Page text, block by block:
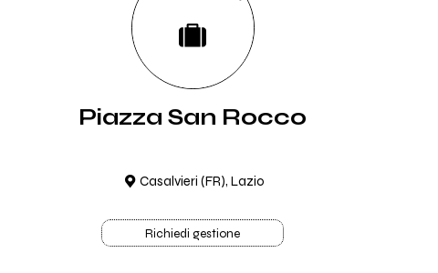
Piazza San Rocco
Casalvieri (FR), Lazio
Richiedi gestione